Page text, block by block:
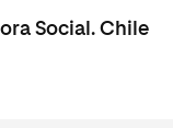
Social. Chile